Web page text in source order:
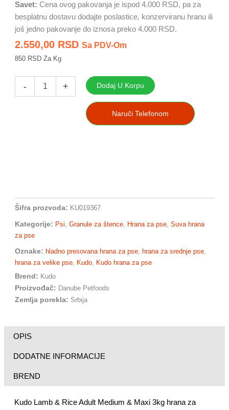
Savet: Cena ovog pakovanja je ispod 4.000 RSD, pa za
besplatnu dostavu dodajte poslastice, konzerviranu hranu ili
još jedno pakovanje do iznosa preko 4.000 RSD.
2.550,00 RSD Sa PDV-Om
850 RSD Za Kg
- + Dodaj U Korpu
Naruči Telefonom
Šifra prozvoda: KU019367
Kategorije: Psi,Granule za štence, Hrana za pse,Suva hrana
za pse
Oznake: hladno presovana hrana za pse, hrana za srednje pse,
hrana za velike pse, Kudo, Kudo hrana za pse
Brend: Kudo
Proizvođač: Danube Petfoods
Zemlja porekla: Srbija
OPIS
DODATNE INFORMACIJE
BREND
Kudo Lamb & Rice Adult Medium & Maxi 3kg hrana za